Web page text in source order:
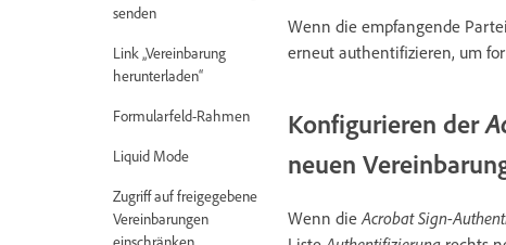
senden
Link „Vereinbarung
herunterladen“
Formularfeld-Rahmen
Liquid Mode
Zugriff auf freigegebene
Vereinbarungen
einschränken
Wenn die empfangende
erneut authentifizieren, um
Konfigurieren der
neuen
Wenn die Acrobat Sign-